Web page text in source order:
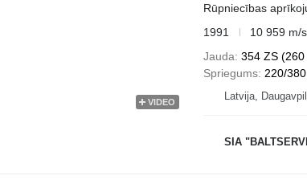
VIDEO
Rūpniecības
1991
10 959 m/
Jauda 354 ZS (260
Spriegums 220/380
Latvija,
SIA